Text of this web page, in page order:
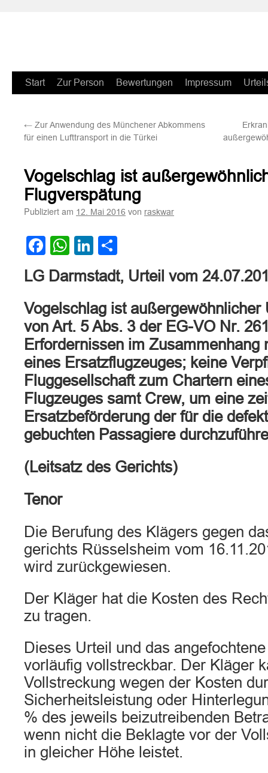
Zum
springen
Start Zur Person Bewertungen Impressum
← Zur Anwendung des Münchener Abkommens
für einen Lufttransport in die Türkei
Vogelschlag ist
Flugverspätung
Publiziert am 12. Mai 2016 von raskwar
Facebook
WhatsApp
LinkedIn
LG Darmstadt, Urteil vom
Vogelschlag ist außergewöhnlicher
von Art. 5 Abs. 3 der EG-VO Nr.
Erfordernissen im Zusammenhang
eines Ersatzflugzeuges; keine
Fluggesellschaft zum Chartern
Flugzeuges samt Crew, um eine
Ersatzbeförderung der für die
gebuchten Passagiere
(Leitsatz des Gerichts)
Tenor
Die Berufung des Klägers gegen
gerichts Rüsselsheim vom
wird zurückgewiesen.
Der Kläger hat die Kosten des
zu tragen.
Dieses Urteil und das
vorläufig vollstreckbar. Der Kläger
Vollstreckung wegen der Kosten
Sicherheitsleistung oder
% des jeweils beizutreibenden
wenn nicht die Beklagte vor der
in gleicher Höhe leistet.